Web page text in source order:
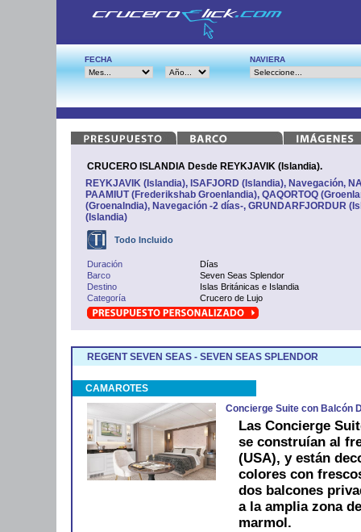
FECHA NAVIERA
CRUCERO ISLANDIA Desde REYKJAVIK (Islandia).
REYKJAVIK (Islandia), ISAFJORD (Islandia), Navegación,
PAAMIUT (Frederikshab Groenlandia), QAQORTOQ
(Groenalndia), Navegación -2 días-, GRUNDARFJORDUR
(Islandia)
Todo Incluido
Duración
Días
Barco
Seven Seas Splendor
Destino
Islas Británicas e Islandia
Categoría
Crucero de Lujo
REGENT SEVEN SEAS - SEVEN SEAS SPLENDOR
CAMAROTES
Concierge Suite con Balcón
Las Concierge
se construían al
(USA), y están
colores con
dos balcones
a la amplia zona
marmol.